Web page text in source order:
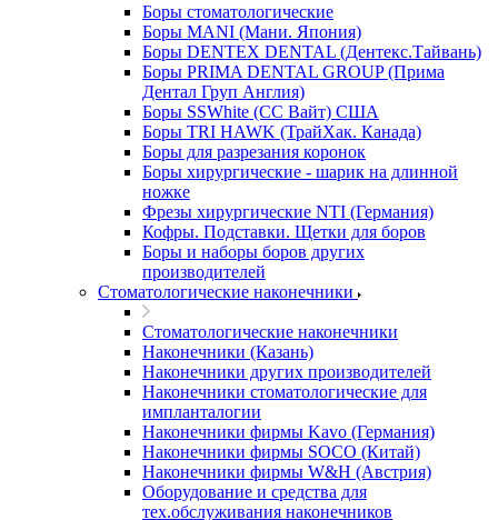
Боры стоматологические
Боры MANI (Мани. Япония)
Боры DENTEX DENTAL (Дентекс.Тайвань)
Боры PRIMA DENTAL GROUP (Прима
Дентал Груп Англия)
Боры SSWhite (СС Вайт) США
Боры TRI HAWK (ТрайХак. Канада)
Боры для разрезания коронок
Боры хирургические - шарик на длинной
ножке
Фрезы хирургические NTI (Германия)
Кофры. Подставки. Щетки для боров
Боры и наборы боров других
производителей
Стоматологические наконечники
Стоматологические наконечники
Наконечники (Казань)
Наконечники других производителей
Наконечники стоматологические для
импланталогии
Наконечники фирмы Kavo (Германия)
Наконечники фирмы SOCO (Китай)
Наконечники фирмы W&H (Австрия)
Оборудование и средства для
тех.обслуживания наконечников